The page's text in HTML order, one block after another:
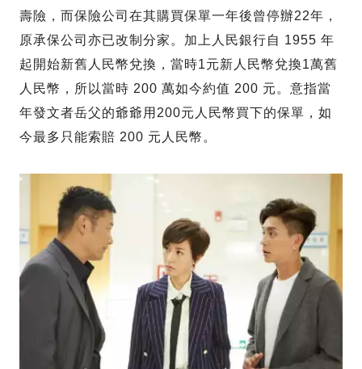
壽險，而保險公司在其購買保單一年後曾停辦22年，
原承保公司亦已改制分家。加上人民銀行自 1955 年
起開始新舊人民幣兌換，當時1元新人民幣兌換1萬舊
人民幣，所以當時 200 萬如今約值 200 元。意指當
年發文者岳父的爺爺用200元人民幣買下的保單，如
今最多只能索賠 200 元人民幣。